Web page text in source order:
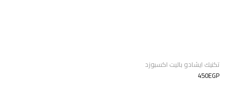
تكنيك ايشادو باليت اكسبوزد
450EGP